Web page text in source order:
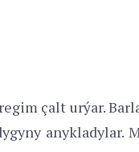
çalt urýar.
anykladylar.